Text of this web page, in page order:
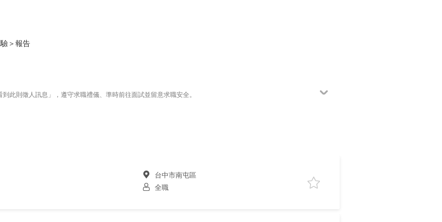
＞報告
此則徵人訊息」，遵守求職禮儀、準時前往面試並留意求職安全。
台中市南屯區
全職